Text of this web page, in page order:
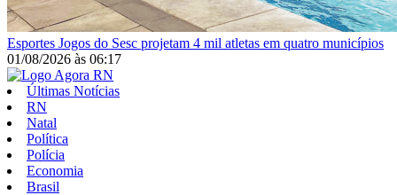
Esportes Jogos do Sesc projetam 4 mil atletas em quatro municípios
01/08/2026 às 06:17
Últimas Notícias
RN
Natal
Política
Polícia
Economia
Brasil